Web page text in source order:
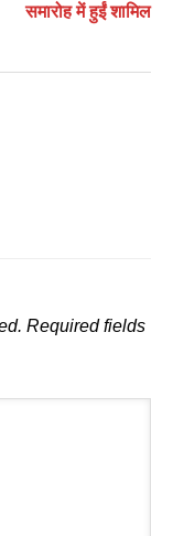
समारोह में हुईं शामिल
Required fields